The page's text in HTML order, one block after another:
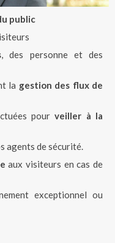
public
, des personne et des
la gestion des flux de
pourveiller à la
agents de sécurité.
aux visiteurs en cas de
exceptionnel ou